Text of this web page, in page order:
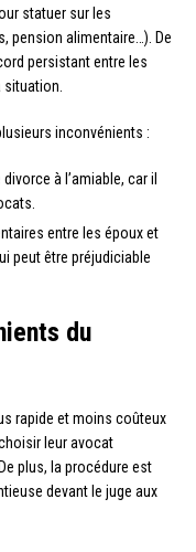
statuer sur les
pension alimentaire…). De
persistant entre les
inconvénients :
à l’amiable, car il
entre les époux et
peut être préjudiciable
du
rapide et moins coûteux
leur avocat
plus, la procédure est
devant le juge aux